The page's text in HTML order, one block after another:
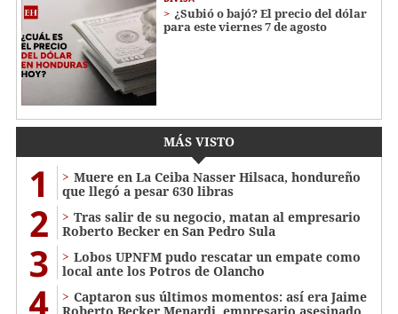
¿Subió o bajó? El precio del dólar
para este viernes 7 de agosto
MÁS VISTO
1
Muere en La Ceiba Nasser Hilsaca, hondureño
que llegó a pesar 630 libras
2
Tras salir de su negocio, matan al empresario
Roberto Becker en San Pedro Sula
3
Lobos UPNFM pudo rescatar un empate como
local ante los Potros de Olancho
4
Captaron sus últimos momentos: así era Jaime